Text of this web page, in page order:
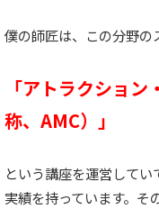
僕の師匠は、この分野の
「アトラクショ
称、AMC）」
という講座を運営して
実績を持っています。そ